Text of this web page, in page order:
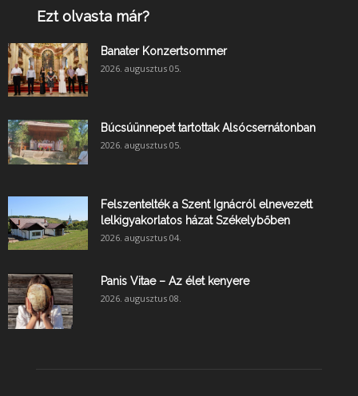
Ezt olvasta már?
Banater Konzertsommer
2026. augusztus 05.
Búcsúünnepet tartottak Alsócsernátonban
2026. augusztus 05.
Felszentelték a Szent Ignácról elnevezett
lelkigyakorlatos házat Székelybőben
2026. augusztus 04.
Panis Vitae – Az élet kenyere
2026. augusztus 08.